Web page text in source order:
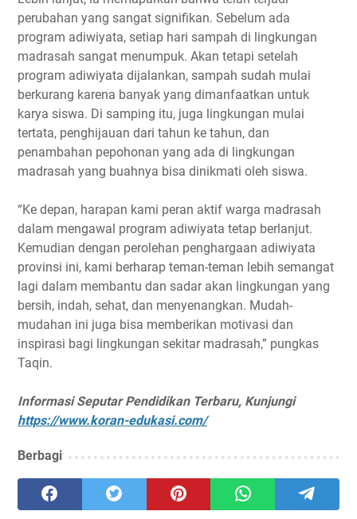
perubahan yang sangat signifikan. Sebelum ada
program adiwiyata, setiap hari sampah di lingkungan
madrasah sangat menumpuk. Akan tetapi setelah
program adiwiyata dijalankan, sampah sudah mulai
berkurang karena banyak yang dimanfaatkan untuk
karya siswa. Di samping itu, juga lingkungan mulai
tertata, penghijauan dari tahun ke tahun, dan
penambahan pepohonan yang ada di lingkungan
madrasah yang buahnya bisa dinikmati oleh siswa.
“Ke depan, harapan kami peran aktif warga madrasah
dalam mengawal program adiwiyata tetap berlanjut.
Kemudian dengan perolehan penghargaan adiwiyata
provinsi ini, kami berharap teman-teman lebih semangat
lagi dalam membantu dan sadar akan lingkungan yang
bersih, indah, sehat, dan menyenangkan. Mudah-
mudahan ini juga bisa memberikan motivasi dan
inspirasi bagi lingkungan sekitar madrasah,” pungkas
Taqin.
Informasi Seputar Pendidikan Terbaru, Kunjungi
https://www.koran-edukasi.com/
Berbagi